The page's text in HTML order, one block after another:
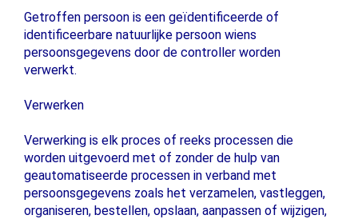
Getroffen persoon is een geïdentificeerde of
identificeerbare natuurlijke persoon wiens
persoonsgegevens door de controller worden
verwerkt.
Verwerken
Verwerking is elk proces of reeks processen die
worden uitgevoerd met of zonder de hulp van
geautomatiseerde processen in verband met
persoonsgegevens zoals het verzamelen, vastleggen,
organiseren, bestellen, opslaan, aanpassen of wijzigen,